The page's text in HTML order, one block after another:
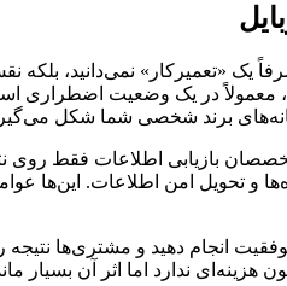
«تعمیرکار» نمی‌دانید، بلکه
معمولاً در یک وضعیت اضطراری
برند شخصی شما شکل
بازیابی اطلاعات فقط روی
تحویل امن اطلاعات. این‌ها
انجام دهید و مشتری‌ها نتیجه
ندارد اما اثر آن بسیار